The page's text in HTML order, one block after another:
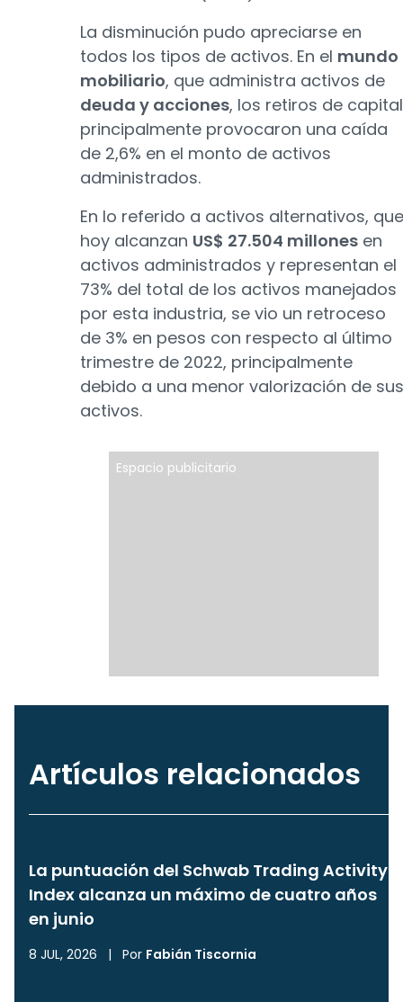
La disminución pudo apreciarse en
todos los tipos de activos. En el mundo
mobiliario, que administra activos de
deuda y acciones, los retiros de capital
principalmente provocaron una caída
de 2,6% en el monto de activos
administrados.
En lo referido a activos alternativos, que
hoy alcanzan US$ 27.504 millones en
activos administrados y representan el
73% del total de los activos manejados
por esta industria, se vio un retroceso
de 3% en pesos con respecto al último
trimestre de 2022, principalmente
debido a una menor valorización de sus
activos.
Espacio publicitario
Artículos relacionados
La puntuación del Schwab Trading Activity
Index alcanza un máximo de cuatro años
en junio
8 JUL, 2026 | Por Fabián Tiscornia